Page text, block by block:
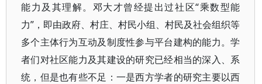
能力及其理解。邓大才曾经提出过社区“乘数型能
力”，即由政府、村庄、村民小组、村民及社会组织等
多个主体行为互动及制度性参与平台建构的能力。学
者们对社区能力及其建设的研究已经相当的深入、系
统，但是也有些不足：一是西方学者的研究主要以西